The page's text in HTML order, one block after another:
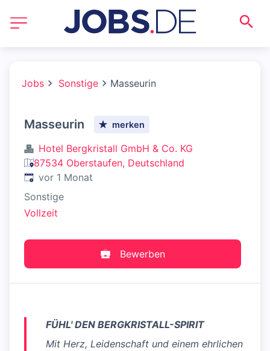
Jobs Sonstige Masseurin
Masseurin merken
Hotel Bergkristall GmbH & Co. KG
87534 Oberstaufen, Deutschland
Veröffentlicht:
vor 1 Monat
Sonstige
Vollzeit
Bewerben
FÜHL' DEN BERGKRISTALL-SPIRIT
Mit Herz, Leidenschaft und einem ehrlichen